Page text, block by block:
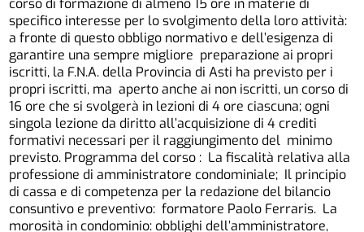
specifico interesse per lo svolgimento della loro attività:
a fronte di questo obbligo normativo e dell’esigenza di
garantire una sempre migliore preparazione ai propri
iscritti, la F.N.A. della Provincia di Asti ha previsto per i
propri iscritti, ma aperto anche ai non iscritti, un corso di
16 ore che si svolgerà in lezioni di 4 ore ciascuna; ogni
singola lezione da diritto all’acquisizione di 4 crediti
formativi necessari per il raggiungimento del minimo
previsto. Programma del corso : La fiscalità relativa alla
professione di amministratore condominiale; Il principio
di cassa e di competenza per la redazione del bilancio
consuntivo e preventivo: formatore Paolo Ferraris. La
morosità in condominio: obblighi dell’amministratore,